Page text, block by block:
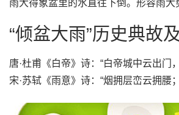
雨大得象盆里的水直往下倒。形容雨大
“倾盆大雨”历史典故
唐·杜甫《白帝》诗：“白帝城中云出门
宋·苏轼《雨意》诗：“烟拥层峦云拥腰